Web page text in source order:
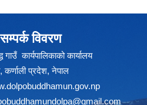
विवरण
गाउँ कार्यपालिकाको कार्यालय
प्रदेश, नेपाल